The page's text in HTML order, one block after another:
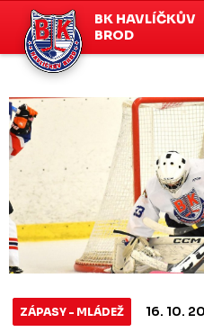
BK HAVLÍČKŮV
BROD
ZÁPASY - MLÁDEŽ 16. 10.